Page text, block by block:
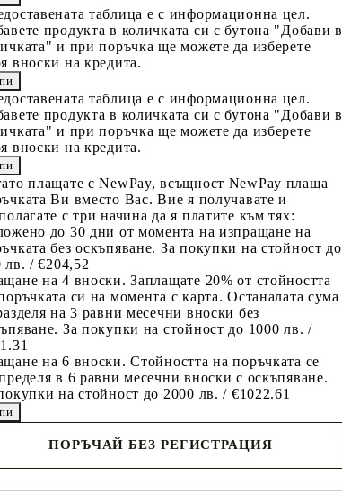
таблица е с информационна цел.
продукта в количката си с бутона "Добави в
и при поръчка ще можете да изберете
вноски на кредита.
таблица е с информационна цел.
продукта в количката си с бутона "Добави в
и при поръчка ще можете да изберете
вноски на кредита.
плащате с NewPay, всъщност NewPay плаща
Ви вместо Вас. Вие я получавате и
с три начина да я платите към тях:
до 30 дни от момента на изпращане на
без оскъпяване. За покупки на стойност до
лв. / €204,52
на 4 вноски. Заплащате 20% от стойността
си на момента с карта. Останалата сума
на 3 равни месечни вноски без
За покупки на стойност до 1000 лв. /
на 6 вноски. Стойността на поръчката се
в 6 равни месечни вноски с оскъпяване.
на стойност до 2000 лв. / €1022.61
ПОРЪЧАЙ БЕЗ РЕГИСТРАЦИЯ